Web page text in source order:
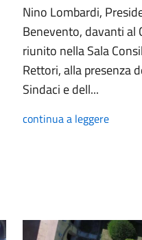
Nino Lombardi,
Benevento, davanti al
riunito nella Sala
Rettori, alla presenza
Sindaci e dell...
continua a leggere